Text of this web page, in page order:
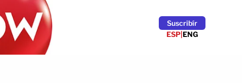
Suscribír
ESP|ENG